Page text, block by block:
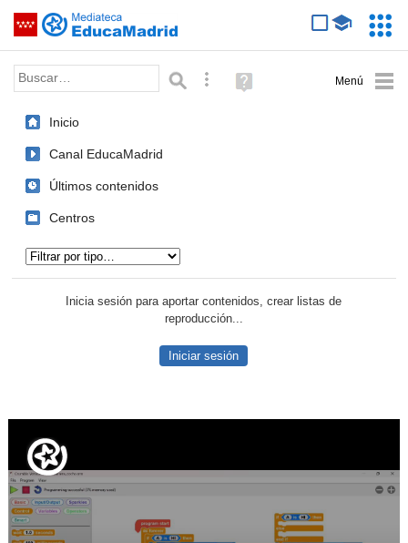
Saltar navegación
Palabra o frase: Búsqueda avanzada
Ayuda
(en
Inicio
Canal EducaMadrid
Últimos contenidos
Centros
Inicia sesión para aportar contenidos, crear listas de
reproducción...
Iniciar sesión